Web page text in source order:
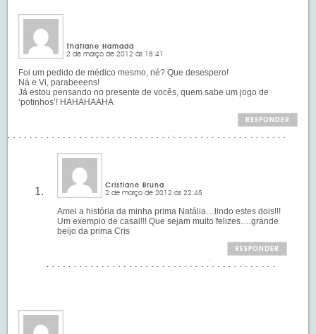
Thatiane Hamada
2 de março de 2012 às 18:41
Foi um pedido de médico mesmo, né? Que desespero!
Ná e Vi, parabeeens!
Já estou pensando no presente de vocês, quem sabe um jogo de
‘potinhos’! HAHAHAAHA
RESPONDER
Cristiane Bruna
2 de março de 2012 às 22:45
Amei a história da minha prima Natália…lindo estes dois!!!
Um exemplo de casal!!! Que sejam muito felizes….grande
beijo da prima Cris
RESPONDER